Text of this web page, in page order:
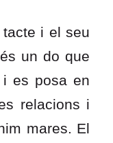
i el seu
un do que
es posa en
relacions i
mares. El